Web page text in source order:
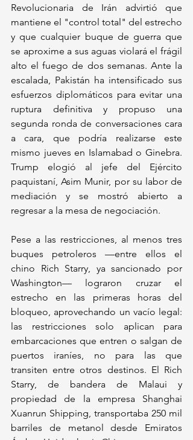
Revolucionaria de Irán advirtió que
mantiene el "control total" del estrecho
y que cualquier buque de guerra que
se aproxime a sus aguas violará el frágil
alto el fuego de dos semanas. Ante la
escalada, Pakistán ha intensificado sus
esfuerzos diplomáticos para evitar una
ruptura definitiva y propuso una
segunda ronda de conversaciones cara
a cara, que podría realizarse este
mismo jueves en Islamabad o Ginebra.
Trump elogió al jefe del Ejército
paquistaní, Asim Munir, por su labor de
mediación y se mostró abierto a
regresar a la mesa de negociación.
Pese a las restricciones, al menos tres
buques petroleros —entre ellos el
chino Rich Starry, ya sancionado por
Washington— lograron cruzar el
estrecho en las primeras horas del
bloqueo, aprovechando un vacío legal:
las restricciones solo aplican para
embarcaciones que entren o salgan de
puertos iraníes, no para las que
transiten entre otros destinos. El Rich
Starry, de bandera de Malaui y
propiedad de la empresa Shanghai
Xuanrun Shipping, transportaba 250 mil
barriles de metanol desde Emiratos